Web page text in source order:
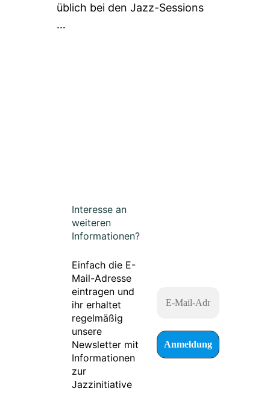
üblich bei den Jazz-Sessions
…
Interesse an
weiteren
Informationen?
Einfach die E-
Mail-Adresse
eintragen und
ihr erhaltet
regelmäßig
unsere
Newsletter mit
Informationen
zur
Jazzinitiative